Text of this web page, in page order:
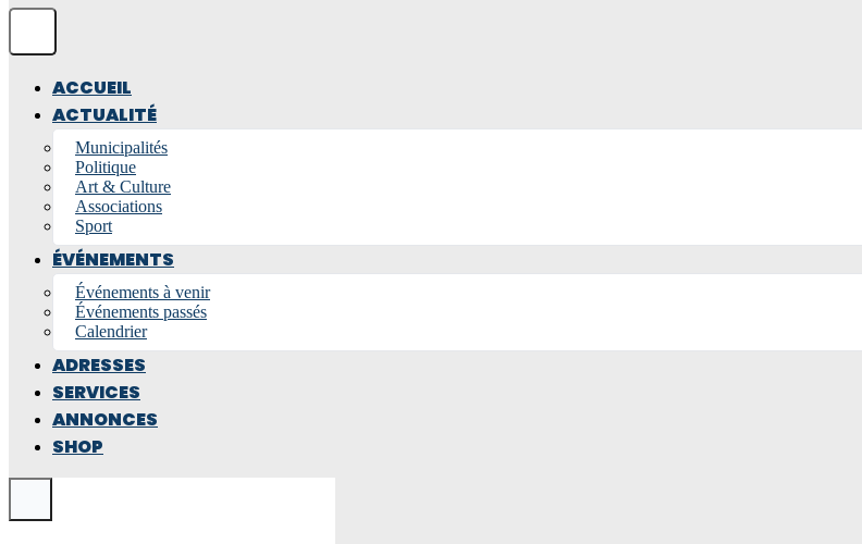
ACCUEIL
ACTUALITÉ
Municipalités
Politique
Art & Culture
Associations
Sport
ÉVÉNEMENTS
Événements à venir
Événements passés
Calendrier
ADRESSES
SERVICES
ANNONCES
SHOP